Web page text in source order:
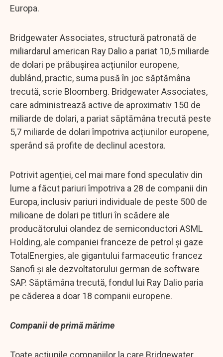
Europa.
Bridgewater Associates, structură patronată de
miliardarul american Ray Dalio a pariat 10,5 miliarde
de dolari pe prăbușirea acțiunilor europene,
dublând, practic, suma pusă în joc săptămâna
trecută, scrie Bloomberg. Bridgewater Associates,
care administrează active de aproximativ 150 de
miliarde de dolari, a pariat săptămâna trecută peste
5,7 miliarde de dolari împotriva acțiunilor europene,
sperând să profite de declinul acestora.
Potrivit agenției, cel mai mare fond speculativ din
lume a făcut pariuri împotriva a 28 de companii din
Europa, inclusiv pariuri individuale de peste 500 de
milioane de dolari pe titluri în scădere ale
producătorului olandez de semiconductori ASML
Holding, ale companiei franceze de petrol și gaze
TotalEnergies, ale gigantului farmaceutic francez
Sanofi și ale dezvoltatorului german de software
SAP. Săptămâna trecută, fondul lui Ray Dalio paria
pe căderea a doar 18 companii europene.
Companii de primă mărime
Toate acțiunile companiilor la care Bridgewater